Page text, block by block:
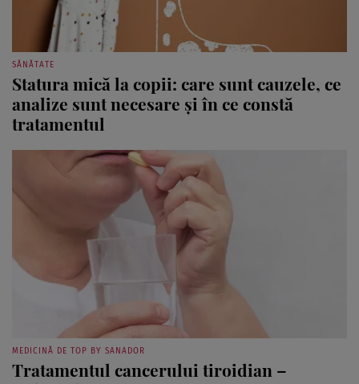
SĂNĂTATE
Statura mică la copii: care sunt cauzele, ce
analize sunt necesare şi în ce constă
tratamentul
MEDICINĂ DE TOP BY SANADOR
Tratamentul cancerului tiroidian –
radioiodoterapia